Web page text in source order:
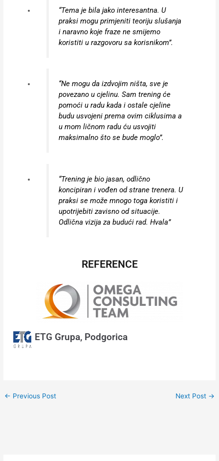
“Tema je bila jako interesantna. U
praksi mogu primjeniti teoriju slušanja
i naravno koje fraze ne smijemo
koristiti u razgovoru sa korisnikom”.
“Ne mogu da izdvojim ništa, sve je
povezano u cjelinu. Sam trening će
pomoći u radu kada i ostale cjeline
budu usvojeni prema ovim ciklusima a
u mom ličnom radu ću usvojiti
maksimalno što se bude moglo”.
“Trening je bio jasan, odlično
koncipiran i vođen od strane trenera. U
praksi se može mnogo toga koristiti i
upotrijebiti zavisno od situacije.
Odlična vizija za budući rad. Hvala”
REFERENCE
ETG Grupa, Podgorica
← Previous Post Next Post →